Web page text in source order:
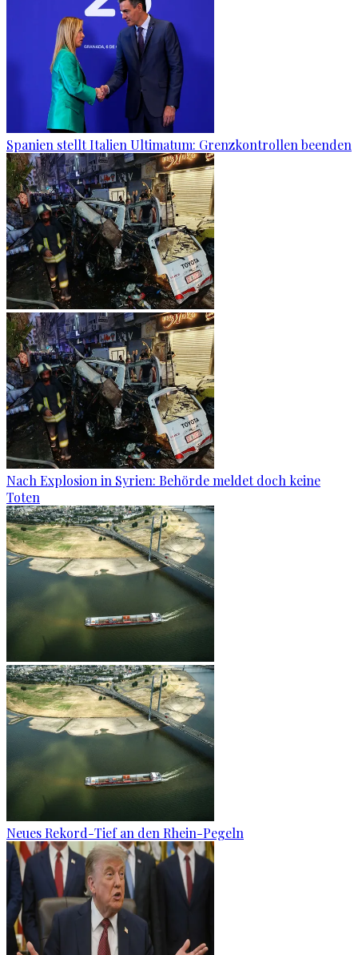
Spanien stellt Italien Ultimatum: Grenzkontrollen beenden
Nach Explosion in Syrien: Behörde meldet doch keine
Toten
Neues Rekord-Tief an den Rhein-Pegeln